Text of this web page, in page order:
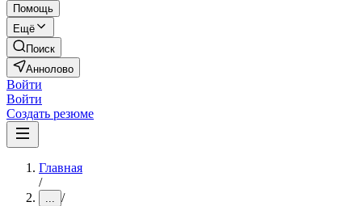
Помощь
Ещё
Поиск
Аннолово
Войти
Войти
Создать резюме
Главная
/
... /